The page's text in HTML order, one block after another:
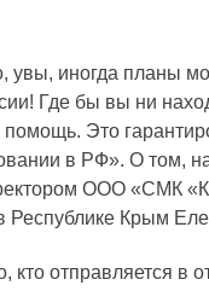
увы, иногда планы
Где бы вы ни
Это
в РФ». О том, на
ООО «СМК
Республике Крым
отправляется в